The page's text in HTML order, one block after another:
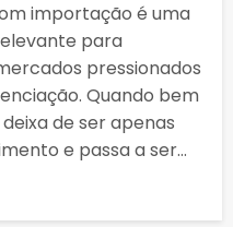
importação é uma
para
pressionados
Quando bem
de ser apenas
e passa a ser…